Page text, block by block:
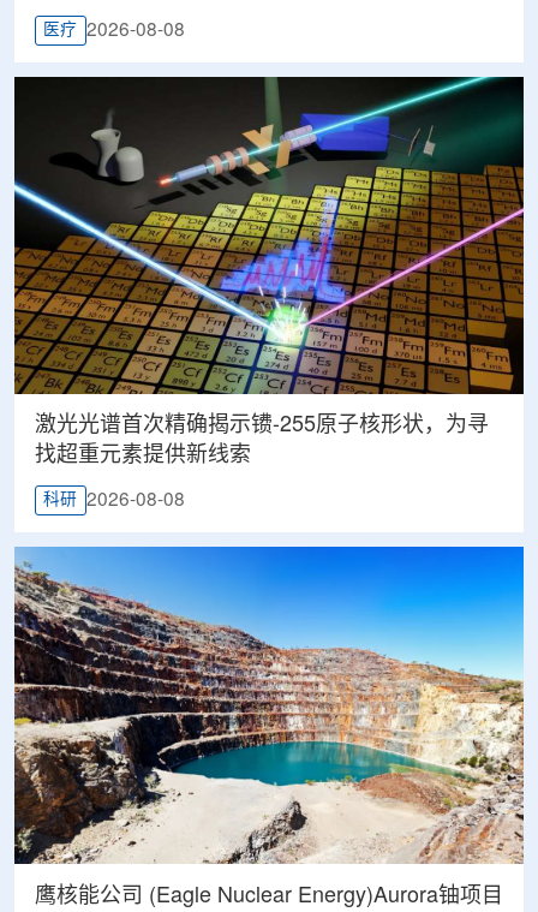
医疗 2026-08-08
激光光谱首次精确揭示镄-255原子核形状，为寻
找超重元素提供新线索
科研 2026-08-08
鹰核能公司 (Eagle Nuclear Energy)Aurora铀项目